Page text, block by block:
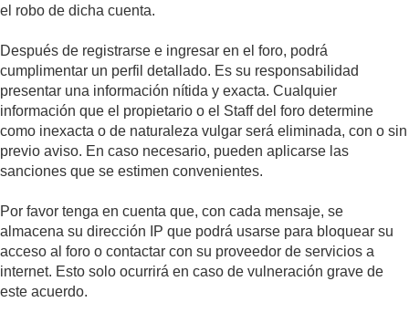
el robo de dicha cuenta.
Después de registrarse e ingresar en el foro, podrá
cumplimentar un perfil detallado. Es su responsabilidad
presentar una información nítida y exacta. Cualquier
información que el propietario o el Staff del foro determine
como inexacta o de naturaleza vulgar será eliminada, con o sin
previo aviso. En caso necesario, pueden aplicarse las
sanciones que se estimen convenientes.
Por favor tenga en cuenta que, con cada mensaje, se
almacena su dirección IP que podrá usarse para bloquear su
acceso al foro o contactar con su proveedor de servicios a
internet. Esto solo ocurrirá en caso de vulneración grave de
este acuerdo.